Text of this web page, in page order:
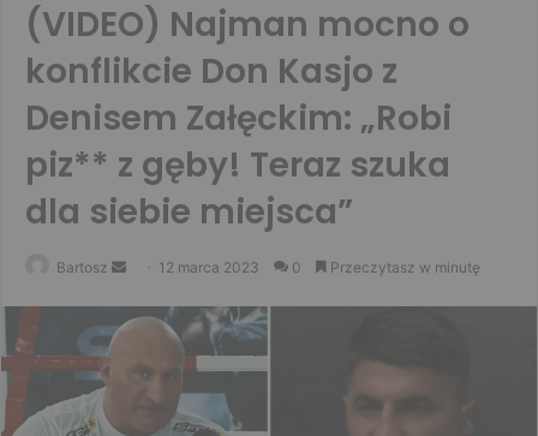
(VIDEO) Najman mocno o
konflikcie Don Kasjo z
Denisem Załęckim: „Robi
piz** z gęby! Teraz szuka
dla siebie miejsca”
Bartosz
Send
email
12 marca 2023 0 Przeczytasz w minutę